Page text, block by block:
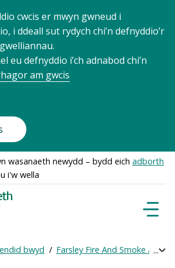
cwcis er mwyn gwneud i
i ddeall sut rydych chi’n defnyddio’r
eu defnyddio i’ch adnabod chi’n
am gwcis
wasanaeth newydd – bydd eich adborth
i'w wella
bwyd Farsley Fire And Smoke /